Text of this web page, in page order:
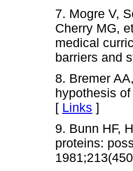
7. Mogre V,
Cherry MG,
medical
barriers and
8. Bremer
hypothesis
[ Links ]
9. Bunn HF,
proteins: